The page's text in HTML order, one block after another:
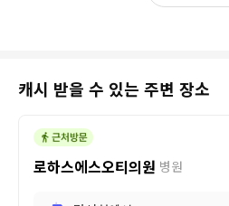
캐시 받을 수 있는 주변 장소
로하스에스오티의원 병원